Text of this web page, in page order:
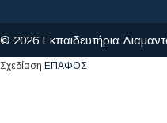
© 2026 Εκπαιδευτήρια
Σχεδίαση ΕΠΑΦΟΣ